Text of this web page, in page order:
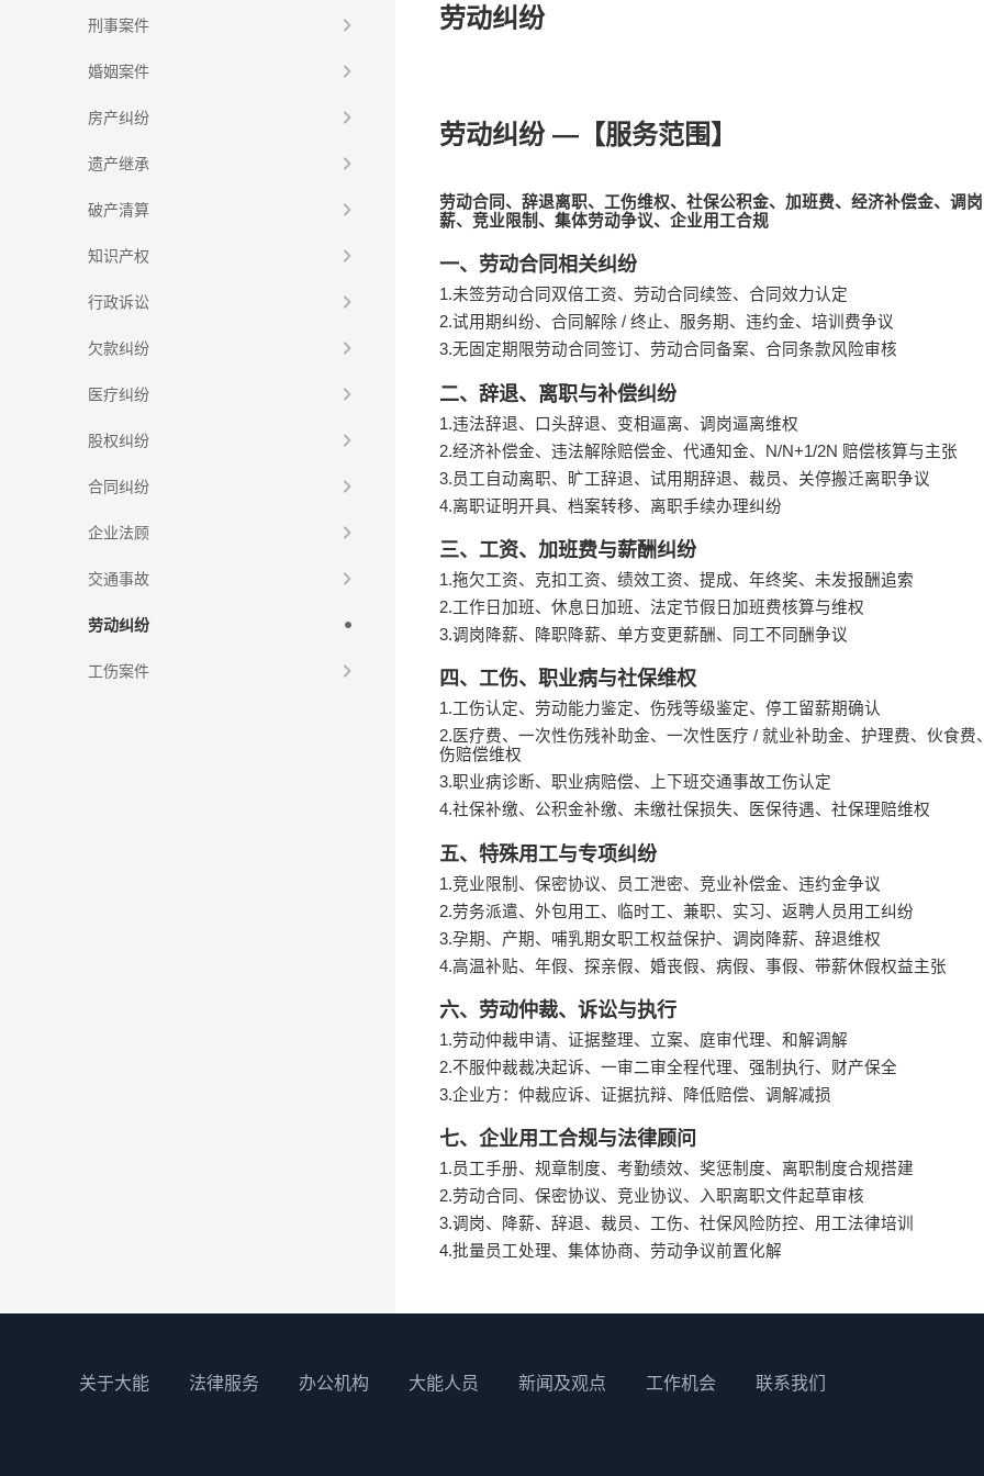
刑事案件
婚姻案件
房产纠纷
遗产继承
破产清算
知识产权
行政诉讼
欠款纠纷
医疗纠纷
股权纠纷
合同纠纷
企业法顾
交通事故
劳动纠纷
工伤案件
劳动纠纷
劳动纠纷 — 【服务范围】
劳动合同、辞退离职、工伤维权、社保公积金、加班费、经济补偿金、调
薪、竞业限制、集体劳动争议、企业用工合规
一、劳动合同相关纠纷
1.未签劳动合同双倍工资、劳动合同续签、合同效力认定
2.试用期纠纷、合同解除 / 终止、服务期、违约金、培训费争议
3.无固定期限劳动合同签订、劳动合同备案、合同条款风险审核
二、辞退、离职与补偿纠纷
1.违法辞退、口头辞退、变相逼离、调岗逼离维权
2.经济补偿金、违法解除赔偿金、代通知金、 N/N+1/2N 赔偿核算与主张
3.员工自动离职、旷工辞退、试用期辞退、裁员、关停搬迁离职争议
4.离职证明开具、档案转移、离职手续办理纠纷
三、工资、加班费与薪酬纠纷
1.拖欠工资、克扣工资、绩效工资、提成、年终奖、未发报酬追索
2.工作日加班、休息日加班、法定节假日加班费核算与维权
3.调岗降薪、降职降薪、单方变更薪酬、同工不同酬争议
四、工伤、职业病与社保维权
1.工伤认定、劳动能力鉴定、伤残等级鉴定、停工留薪期确认
2. 医疗费、一次性伤残补助金、一次性医疗 / 就业补助金、护理费、伙食费
伤赔偿维权
3.职业病诊断、职业病赔偿、上下班交通事故工伤认定
4.社保补缴、公积金补缴、未缴社保损失、医保待遇、社保理赔维权
五、特殊用工与专项纠纷
1.竞业限制、保密协议、员工泄密、竞业补偿金、违约金争议
2.劳务派遣、外包用工、临时工、兼职、实习、返聘人员用工纠纷
3.孕期、产期、哺乳期女职工权益保护、调岗降薪、辞退维权
4.高温补贴、年假、探亲假、婚丧假、病假、事假、带薪休假权益主张
六、劳动仲裁、诉讼与执行
1.劳动仲裁申请、证据整理、立案、庭审代理、和解调解
2.不服仲裁裁决起诉、一审二审全程代理、强制执行、财产保全
3.企业方：仲裁应诉、证据抗辩、降低赔偿、调解减损
七、企业用工合规与法律顾问
1.员工手册、规章制度、考勤绩效、奖惩制度、离职制度合规搭建
2.劳动合同、保密协议、竞业协议、入职离职文件起草审核
3.调岗、降薪、辞退、裁员、工伤、社保风险防控、用工法律培训
4.批量员工处理、集体协商、劳动争议前置化解
关于大能 法律服务 办公机构 大能人员 新闻及观点 工作机会 联系我们